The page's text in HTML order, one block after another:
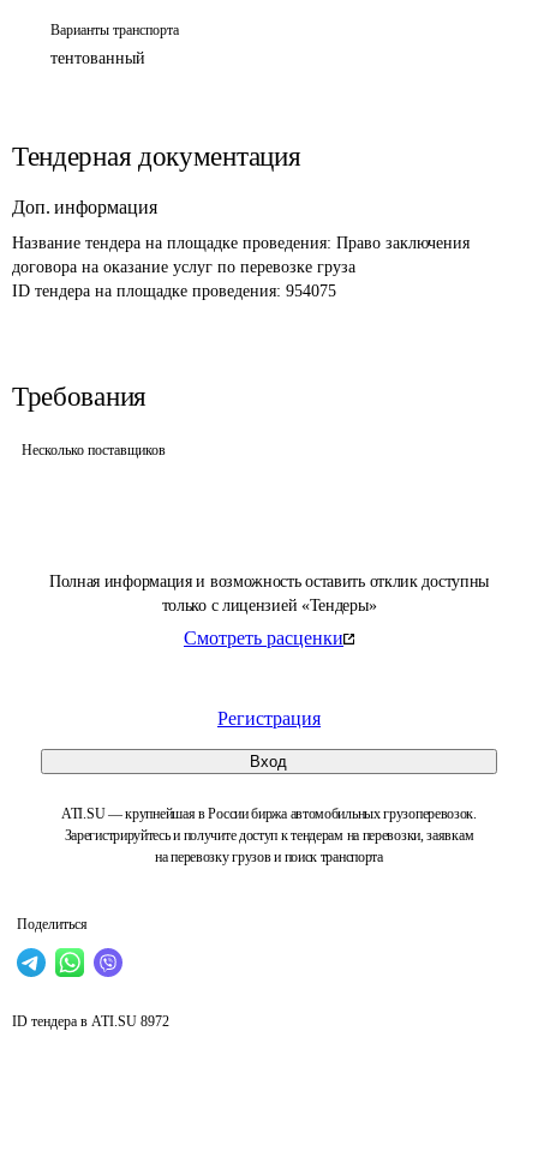
Полная информация и возможность оставить отклик доступны
только с лицензией «Тендеры»
Смотреть расценки
Регистрация
Вход
ATI.SU — крупнейшая в России биржа автомобильных грузоперевозок.
Зарегистрируйтесь и получите доступ к тендерам на перевозки, заявкам
на перевозку грузов и поиск транспорта
Поделиться
Варианты транспорта
тентованный
Тендерная документация
Доп. информация
Название тендера на площадке проведения: Право заключения
договора на оказание услуг по перевозке груза
ID тендера на площадке проведения: 954075
Требования
Несколько поставщиков
ID тендера в ATI.SU 8972